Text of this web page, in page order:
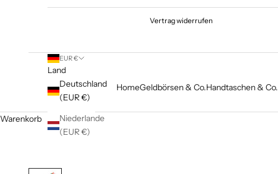
HomeGeldbörsen & Co.Handtaschen & Co.
Vertrag widerrufen
EUR €
Land
Deutschland
(EUR €)
Niederlande
(EUR €)
Warenkorb